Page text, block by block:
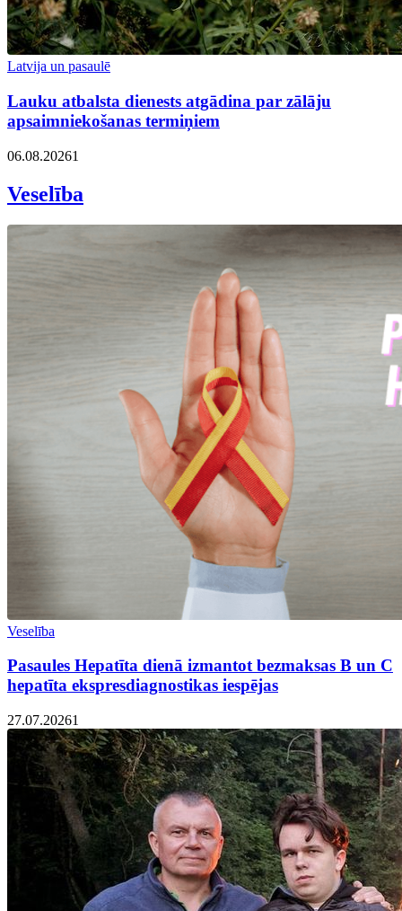
Latvija un pasaulē
Lauku atbalsta dienests atgādina par zālāju
apsaimniekošanas termiņiem
06.08.20261
Veselība
Veselība
Pasaules Hepatīta dienā izmantot bezmaksas B un C
hepatīta ekspresdiagnostikas iespējas
27.07.20261